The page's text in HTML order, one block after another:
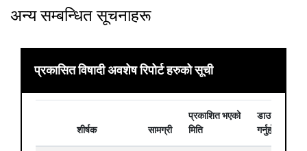
अन्य सम्बन्धित सूचनाहरू
प्रकासित विषादी अवशेष रिपोर्ट हरुको सूची
शीर्षक सामग्री
प्रकाशित भएको
मिति
डाउनलोड
गर्नुहोस्